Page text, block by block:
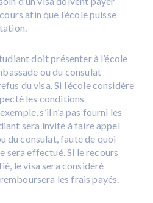
afin que l’école puisse
doit présenter à l’école
ou du consulat
du visa. Si l’école considère
les conditions
s’il n’a pas fourni les
sera invité à faire appel
du consulat, faute de quoi
sera effectué. Si le recours
le visa sera considéré
les frais payés.